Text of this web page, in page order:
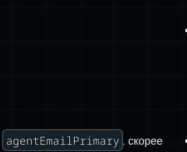
agentEmailPrimary , скорее